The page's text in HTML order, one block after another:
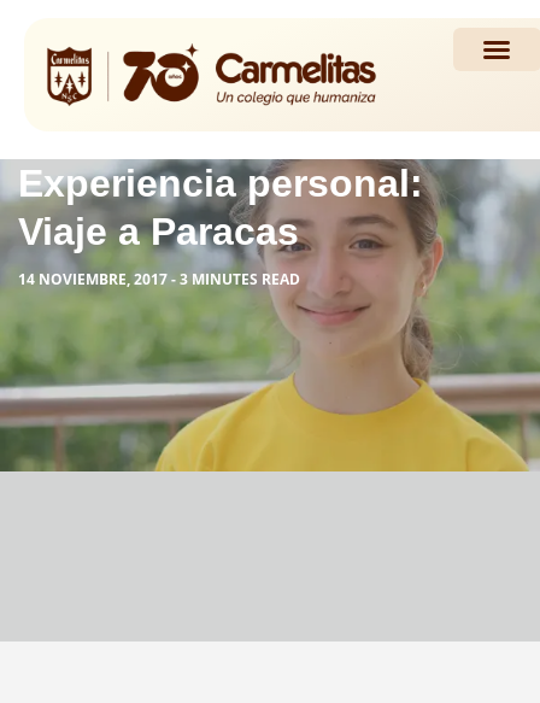
Experiencia personal:
Viaje a Paracas
14 NOVIEMBRE, 2017 - 3 MINUTES READ